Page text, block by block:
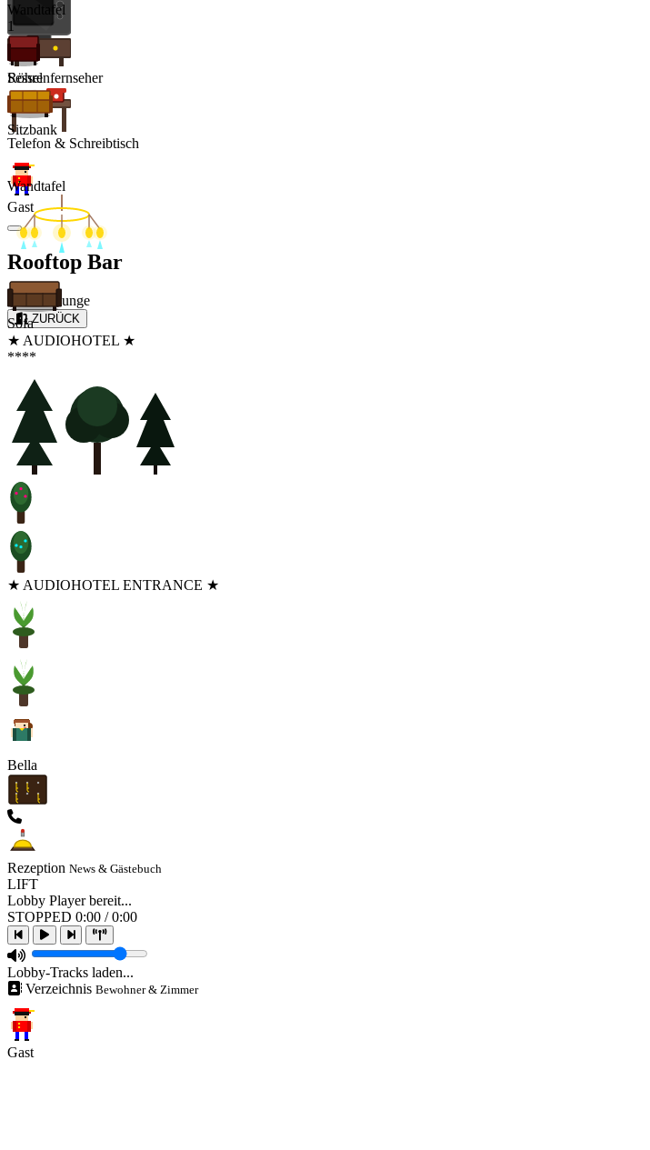
Wandtafel
1
Sessel
Sitzbank
Wandtafel
Sofa
★ AUDIOHOTEL ★
****
★ AUDIOHOTEL ENTRANCE ★
Bella
Rezeption News & Gästebuch
LIFT
Lobby Player bereit...
STOPPED 0:00 / 0:00
Lobby-Tracks laden...
Verzeichnis Bewohner & Zimmer
Gast
Röhrenfernseher
Telefon & Schreibtisch
Gast
Rooftop Bar
Video Lounge
ZURÜCK